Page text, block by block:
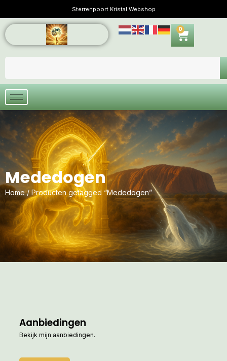
Sterrenpoort Kristal Webshop
0
Mededogen
Home/ Producten getagged “Mededogen”
Aanbiedingen
Bekijk mijn aanbiedingen.